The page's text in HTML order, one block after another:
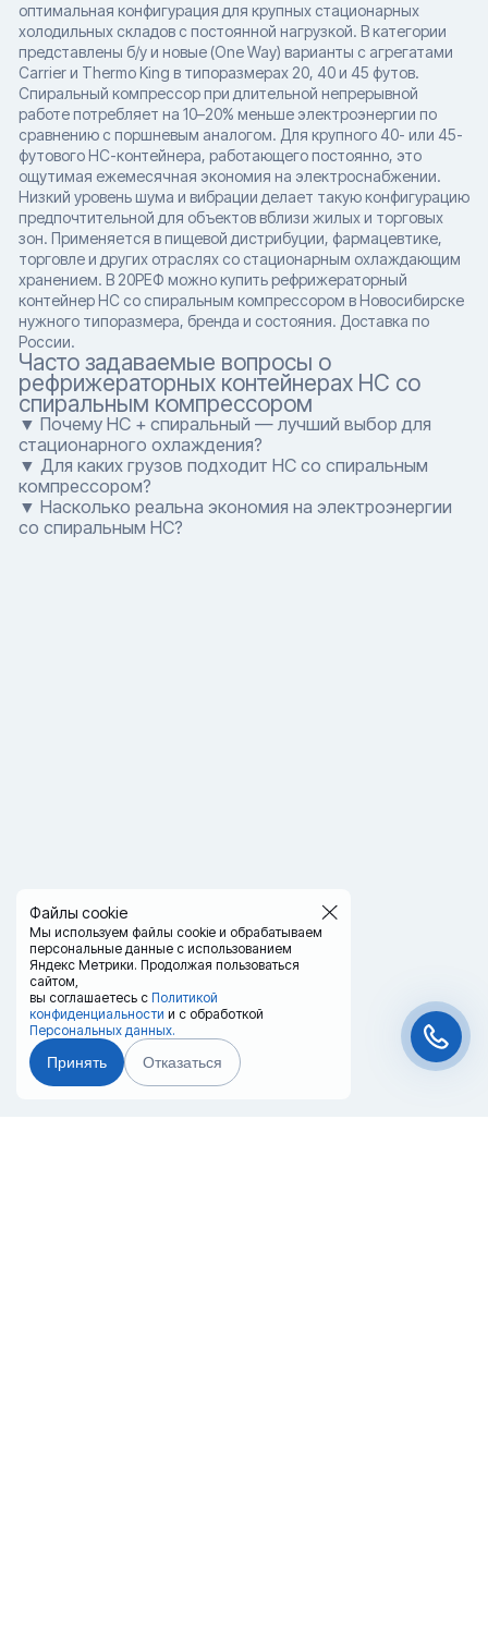
Файлы cookie
Мы используем файлы cookie и обрабатываем
персональные данные с использованием
Яндекс Метрики. Продолжая пользоваться
сайтом,
вы соглашаетесь с Политикой
конфиденциальности и с обработкой
Персональных данных.
Принять Отказаться
оптимальная конфигурация для крупных стационарных
холодильных складов с постоянной нагрузкой. В категории
представлены б/у и новые (One Way) варианты с агрегатами
Carrier и Thermo King в типоразмерах 20, 40 и 45 футов.
Спиральный компрессор при длительной непрерывной
работе потребляет на 10–20% меньше электроэнергии по
сравнению с поршневым аналогом. Для крупного 40- или 45-
футового HC-контейнера, работающего постоянно, это
ощутимая ежемесячная экономия на электроснабжении.
Низкий уровень шума и вибрации делает такую конфигурацию
предпочтительной для объектов вблизи жилых и торговых
зон. Применяется в пищевой дистрибуции, фармацевтике,
торговле и других отраслях со стационарным охлаждающим
хранением. В 20РЕФ можно купить рефрижераторный
контейнер HC со спиральным компрессором в Новосибирске
нужного типоразмера, бренда и состояния. Доставка по
России.
Часто задаваемые вопросы о
рефрижераторных контейнерах HC со
спиральным компрессором
▼ Почему HC + спиральный — лучший выбор для
стационарного охлаждения?
▼ Для каких грузов подходит HC со спиральным
компрессором?
▼ Насколько реальна экономия на электроэнергии
со спиральным HC?